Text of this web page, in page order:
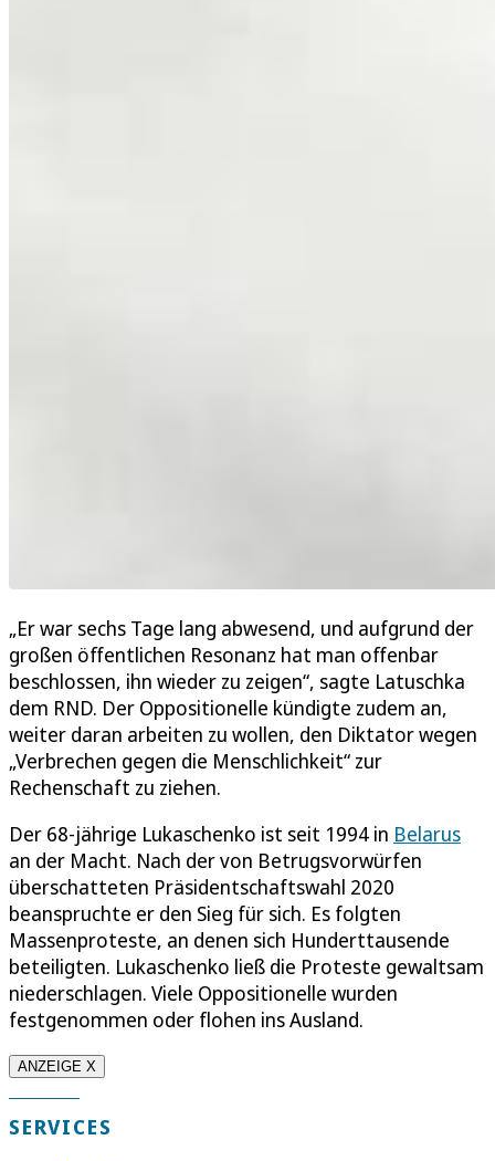
„Er war sechs Tage lang abwesend, und aufgrund der
großen öffentlichen Resonanz hat man offenbar
beschlossen, ihn wieder zu zeigen“, sagte Latuschka
dem RND. Der Oppositionelle kündigte zudem an,
weiter daran arbeiten zu wollen, den Diktator wegen
„Verbrechen gegen die Menschlichkeit“ zur
Rechenschaft zu ziehen.
Der 68-jährige Lukaschenko ist seit 1994 in Belarus
an der Macht. Nach der von Betrugsvorwürfen
überschatteten Präsidentschaftswahl 2020
beanspruchte er den Sieg für sich. Es folgten
Massenproteste, an denen sich Hunderttausende
beteiligten. Lukaschenko ließ die Proteste gewaltsam
niederschlagen. Viele Oppositionelle wurden
festgenommen oder flohen ins Ausland.
ANZEIGE X
SERVICES